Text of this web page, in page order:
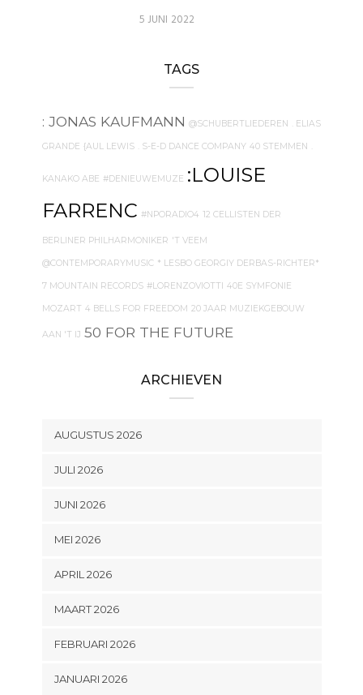
5 JUNI 2022
TAGS
: JONAS KAUFMANN @SCHUBERTLIEDEREN . ELIAS
GRANDE {AUL LEWIS . S-E-D DANCE COMPANY 40 STEMMEN
KANAKO ABE #DENIEUWEMUZE :LOUISE
FARRENC #NPORADIO4 12 CELLISTEN DER
BERLINER PHILHARMONIKER 'T VEEM
@CONTEMPORARYMUSIC * LESBO GEORGIY DERBAS-RICHTER*
7 MOUNTAIN RECORDS #LORENZOVIOTTI 40E SYMFONIE
MOZART 4 BELLS FOR FREEDOM 20 JAAR MUZIEKGEBOUW
AAN 'T IJ 50 FOR THE FUTURE
ARCHIEVEN
AUGUSTUS 2026
JULI 2026
JUNI 2026
MEI 2026
APRIL 2026
MAART 2026
FEBRUARI 2026
JANUARI 2026